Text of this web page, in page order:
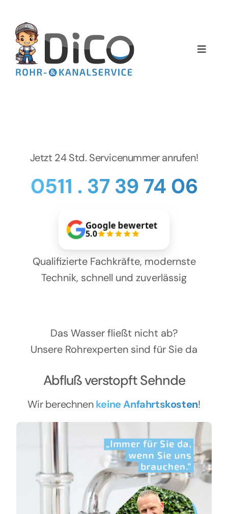
springen
Toggle
Home
Kontakt
Jetzt 24 Std. Servicenummer anrufen!
0511 . 37 39 74 06
Google bewertet
5.0
Qualifizierte Fachkräfte, modernste
Technik, schnell und zuverlässig
Das Wasser fließt nicht ab?
Unsere Rohrexperten sind für Sie da
Abfluß verstopft Sehnde
Wir berechnenkeine Anfahrtskosten!